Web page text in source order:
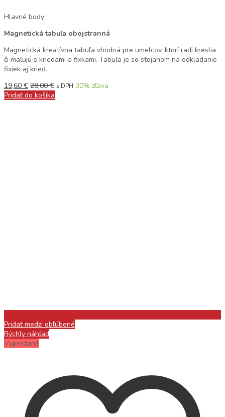
Hlavné body:
Magnetická tabuľa obojstranná
Magnetická kreatívna tabuľa vhodná pre umelcov, ktorí radi kreslia
či maľujú s kriedami a fixkami. Tabuľa je so stojanom na odkladanie
fixiek aj kried.
19,60 € 28,00€ s DPH 30% zľava
Pridať do košíka
Pridať medzi obľúbené
Rýchly náhľad
Vypredané